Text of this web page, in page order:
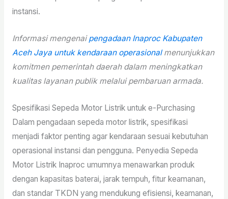
instansi.
Informasi mengenaipengadaan Inaproc Kabupaten
Aceh Jaya untuk kendaraan operasionalmenunjukkan
komitmen pemerintah daerah dalam meningkatkan
kualitas layanan publik melalui pembaruan armada.
Spesifikasi Sepeda Motor Listrik untuk e-Purchasing
Dalam pengadaan sepeda motor listrik, spesifikasi
menjadi faktor penting agar kendaraan sesuai kebutuhan
operasional instansi dan pengguna. Penyedia Sepeda
Motor Listrik Inaproc umumnya menawarkan produk
dengan kapasitas baterai, jarak tempuh, fitur keamanan,
dan standar TKDN yang mendukung efisiensi, keamanan,